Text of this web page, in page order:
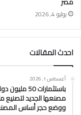
يوليو 4, 2026
احدث المقالات
أغسطس 1, 2026
ووضع حجر أساس